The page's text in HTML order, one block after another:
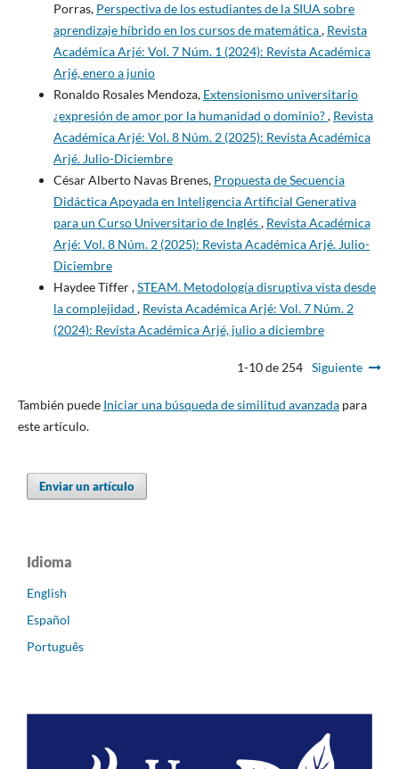
Porras, Perspectiva de los estudiantes de la SIUA sobre
aprendizaje híbrido en los cursos de matemática, Revista
Académica Arjé: Vol. 7 Núm. 1 (2024): Revista Académica
Arjé, enero a junio
Ronaldo Rosales Mendoza, Extensionismo universitario
¿expresión de amor por la humanidad o dominio?, Revista
Académica Arjé: Vol. 8 Núm. 2 (2025): Revista Académica
Arjé. Julio-Diciembre
César Alberto Navas Brenes, Propuesta de Secuencia
Didáctica Apoyada en Inteligencia Artificial Generativa
para un Curso Universitario de Inglés, Revista Académica
Arjé: Vol. 8 Núm. 2 (2025): Revista Académica Arjé. Julio-
Diciembre
Haydee Tiffer ,STEAM. Metodología disruptiva vista desde
la complejidad , Revista Académica Arjé: Vol. 7 Núm. 2
(2024): Revista Académica Arjé, julio a diciembre
1-10 de 254 Siguiente
También puede Iniciar una búsqueda de similitud avanzadapara
este artículo.
Enviar un artículo
Idioma
English
Español
Português